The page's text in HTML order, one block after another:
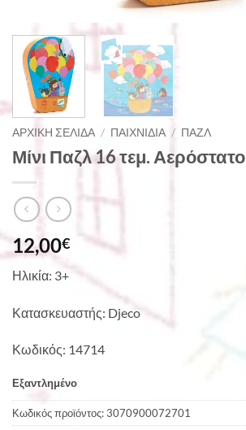
ΑΡΧΙΚΉ ΣΕΛΊΔΑ / ΠΑΙΧΝΊΔΙΑ / ΠΑΖΛ
Μίνι Παζλ 16 τεμ. Αερόστατο
12,00€
Ηλικία: 3+
Κατασκευαστής: Djeco
Κωδικός: 14714
Εξαντλημένο
Κωδικός προϊόντος:3070900072701